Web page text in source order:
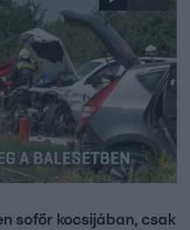
sofőr kocsijában, csak